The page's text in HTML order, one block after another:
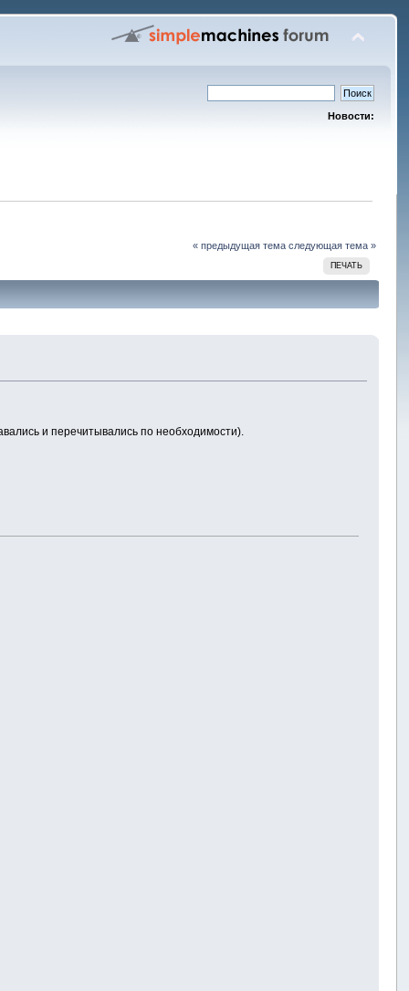
Новости:
« предыдущая тема следующая тема »
ПЕЧАТЬ
и перечитывались по необходимости).